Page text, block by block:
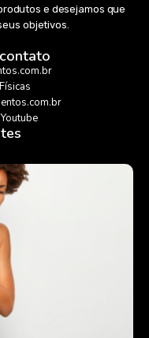
e desejamos que
objetivos.